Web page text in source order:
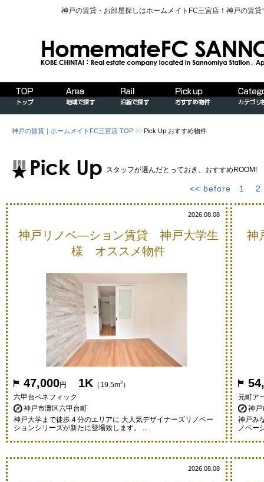
神戸の賃貸・お部屋探しはホームメイトFC三宮店！神戸の賃
神戸の賃貸｜ホームメイトFC三宮店 TOP Pick Up おすすめ物件
スタッフが選んだとっておき、おすすめROOM!
<< before 1 2
2026.08.08
神戸リノベ―ション賃貸 神戸大学生
様 オススメ物件
47,000円 1K （19.5m2 ）
六甲台ベネフィック
神戸市灘区六甲台町
神戸大学まで徒歩４分のエリアに 大人気デザイナーズリノベー
ションシリーズが新たに登場致します。 ...
神
元町ア
神戸
神戸み
ノベー
2026.08.08